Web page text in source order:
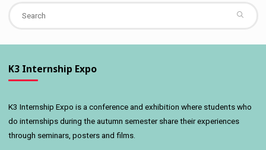
K3 Internship Expo
K3 Internship Expo is a conference and exhibition where students who
do internships during the autumn semester share their experiences
through seminars, posters and films.